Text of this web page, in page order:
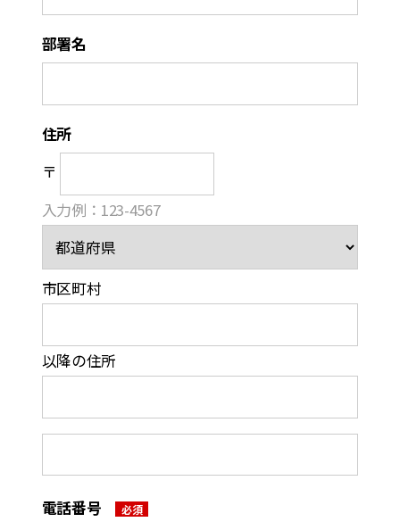
部署名
住所
〒
⼊⼒例：123-4567
市区町村
以降の住所
電話番号